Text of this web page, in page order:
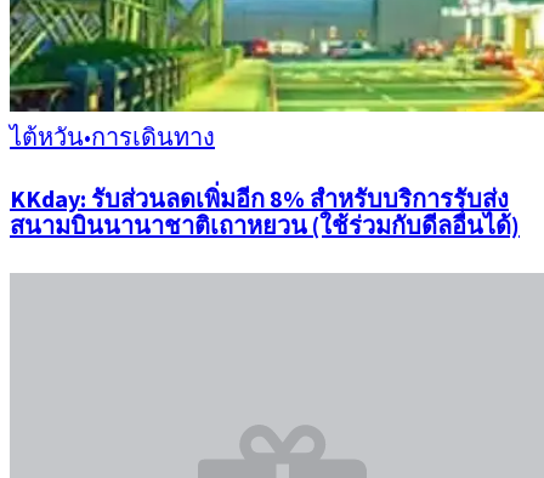
ไต้หวัน•การเดินทาง
KKday: รับส่วนลดเพิ่มอีก 8% สำหรับบริการรับส่ง
สนามบินนานาชาติเถาหยวน (ใช้ร่วมกับดีลอื่นได้)